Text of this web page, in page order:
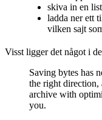
skiva in en
ladda ner ett
vilken sajt
Visst ligger det något i
Saving bytes has
the right direction,
archive with
you.